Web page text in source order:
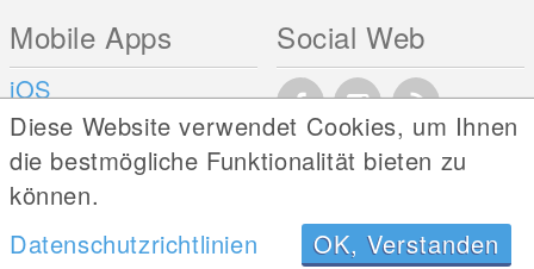
Mobile Apps
iOS
Android
Social Web
Diese Website verwendet Cookies, um Ihnen
die bestmögliche Funktionalität bieten zu
können.
Datenschutzrichtlinien
OK, Verstanden